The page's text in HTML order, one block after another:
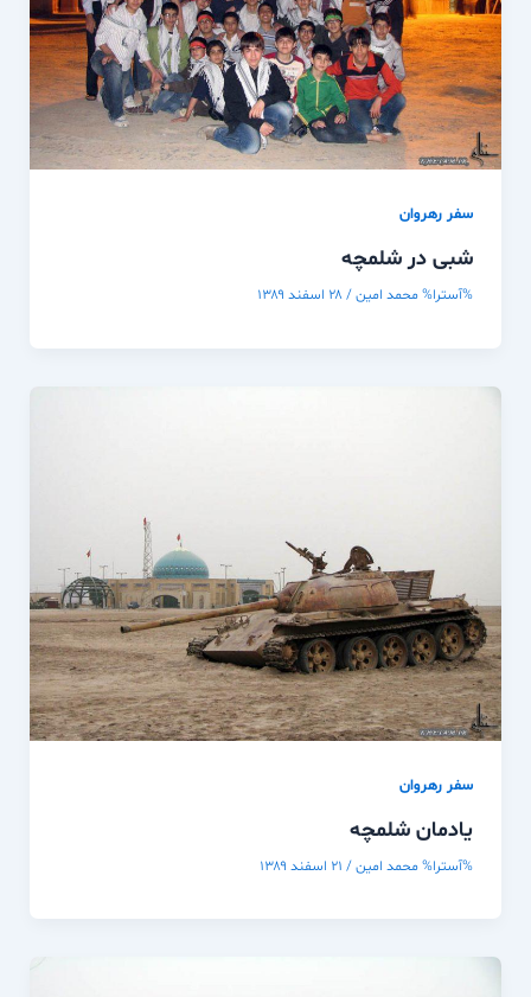
سفر رهروان
شبی در شلمچه
%آسترا% محمد امین/۲۸ اسفند ۱۳۸۹
سفر رهروان
یادمان شلمچه
%آسترا% محمد امین/ ۲۱ اسفند ۱۳۸۹